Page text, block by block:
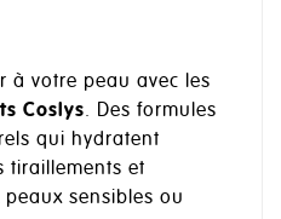
à votre peau avec les
Coslys. Des formules
qui hydratent
tiraillements et
sensibles ou